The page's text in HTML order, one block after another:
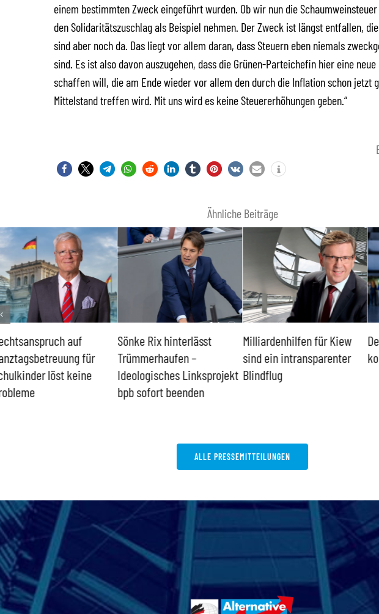
einem bestimmten Zweck eingeführt wurden. Ob wir nun die
den Solidaritätszuschlag als Beispiel nehmen. Der Zweck ist längst entfallen,
sind aber noch da. Das liegt vor allem daran, dass Steuern eben niemals
sind. Es ist also davon auszugehen, dass die Grünen-Parteichefin hier eine neue
schaffen will, die am Ende wieder vor allem den durch die Inflation schon jetzt
Mittelstand treffen wird. Mit uns wird es keine Steuererhöhungen geben.“
Ähnliche Beiträge
auf
für
löst keine
Sönke Rix hinterlässt
Trümmerhaufen –
Ideologisches Linksprojekt
bpb sofort beenden
Milliardenhilfen für Kiew
sind ein intransparenter
Blindflug
ALLE PRESSEMITTEILUNGEN